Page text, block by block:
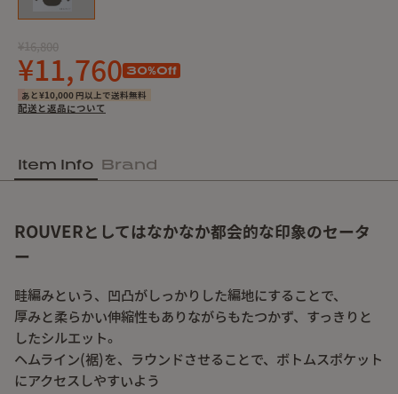
¥16,800
¥11,760 30%Off
あと¥10,000 円以上で送料無料
配送と返品について
Item Info Brand
ROUVERとしてはなかなか都会的な印象のセータ
ー
畦編みという、凹凸がしっかりした編地にすることで、
厚みと柔らかい伸縮性もありながらもたつかず、すっきりと
したシルエット。
ヘムライン(裾)を、ラウンドさせることで、ボトムスポケット
にアクセスしやすいよう